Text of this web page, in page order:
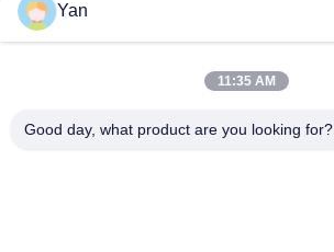
Yan
11:35 AM
Good day, what product are you looking for?